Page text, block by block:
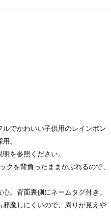
ルでかわいい子供用のレインポン
。
を参照ください。
クを背負ったままかぶれるので、
。背面裏側にネームタグ付き。
邪魔しにくいので、周りが見えや